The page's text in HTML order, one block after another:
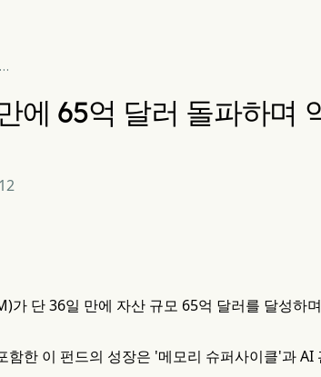
에 65억 달러 돌파하며
가 단 36일 만에 자산 규모 65억 달러를 달성하
함한 이 펀드의 성장은 '메모리 슈퍼사이클'과